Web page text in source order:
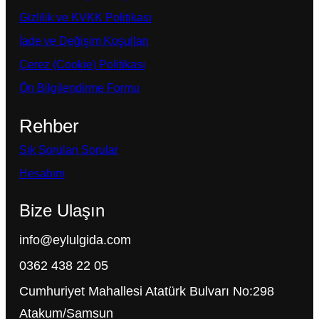
Gizlilik ve KVKK Politikası
İade ve Değişim Koşulları
Çerez (Cookie) Politikası
Ön Bilgilendirme Formu
Rehber
Sık Sorulan Sorular
Hesabım
Bize Ulaşın
info@eylulgida.com
0362 438 22 05
Cumhuriyet Mahallesi Atatürk Bulvarı No:298
Atakum/Samsun